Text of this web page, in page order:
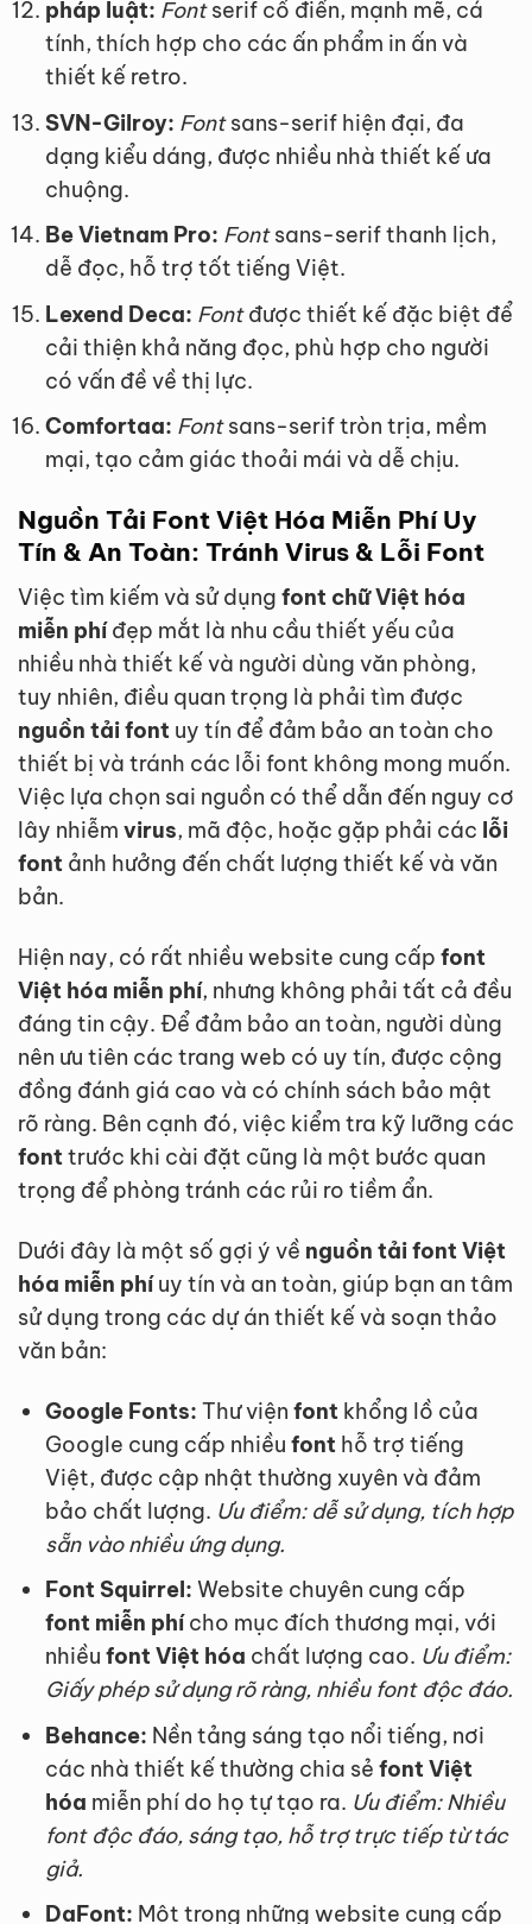
pháp luật: Fontserif cổ điển, mạnh mẽ, cá
tính, thích hợp cho các ấn phẩm in ấn và
thiết kế retro.
SVN-Gilroy: Fontsans-serif hiện đại, đa
dạng kiểu dáng, được nhiều nhà thiết kế ưa
chuộng.
Be Vietnam Pro: Fontsans-serif thanh lịch,
dễ đọc, hỗ trợ tốt tiếng Việt.
Lexend Deca: Fontđược thiết kế đặc biệt để
cải thiện khả năng đọc, phù hợp cho người
có vấn đề về thị lực.
Comfortaa: Fontsans-serif tròn trịa, mềm
mại, tạo cảm giác thoải mái và dễ chịu.
Nguồn Tải Font Việt Hóa Miễn PhíUy
Tín & An Toàn: Tránh Virus & Lỗi Font
Việc tìm kiếm và sử dụng font chữ Việt hóa
miễn phíđẹp mắt là nhu cầu thiết yếu của
nhiều nhà thiết kế và người dùng văn phòng,
tuy nhiên, điều quan trọng là phải tìm được
nguồn tải font uy tín để đảm bảo an toàn cho
thiết bị và tránh các lỗi font không mong muốn.
Việc lựa chọn sai nguồn có thể dẫn đến nguy cơ
lây nhiễm virus, mã độc, hoặc gặp phải các lỗi
font ảnh hưởng đến chất lượng thiết kế và văn
bản.
Hiện nay, có rất nhiều website cung cấp font
Việt hóa miễn phí, nhưng không phải tất cả đều
đáng tin cậy. Để đảm bảo an toàn, người dùng
nên ưu tiên các trang web có uy tín, được cộng
đồng đánh giá cao và có chính sách bảo mật
rõ ràng. Bên cạnh đó, việc kiểm tra kỹ lưỡng các
font trước khi cài đặt cũng là một bước quan
trọng để phòng tránh các rủi ro tiềm ẩn.
Dưới đây là một số gợi ý về nguồn tải font Việt
hóa miễn phíuy tín và an toàn, giúp bạn an tâm
sử dụng trong các dự án thiết kế và soạn thảo
văn bản:
Google Fonts: Thư viện font khổng lồ của
Google cung cấp nhiều font hỗ trợ tiếng
Việt, được cập nhật thường xuyên và đảm
bảo chất lượng. Ưu điểm: dễ sử dụng, tích hợp
sẵn vào nhiều ứng dụng.
Font Squirrel: Website chuyên cung cấp
font miễn phícho mục đích thương mại, với
nhiều font Việt hóa chất lượng cao. Ưu điểm:
Giấy phép sử dụng rõ ràng, nhiều font độc đáo.
Behance: Nền tảng sáng tạo nổi tiếng, nơi
các nhà thiết kế thường chia sẻ font Việt
hóa miễn phí do họ tự tạo ra. Ưu điểm: Nhiều
font độc đáo, sáng tạo, hỗ trợ trực tiếp từ tác
giả.
DaFont: Một trong những website cung cấp